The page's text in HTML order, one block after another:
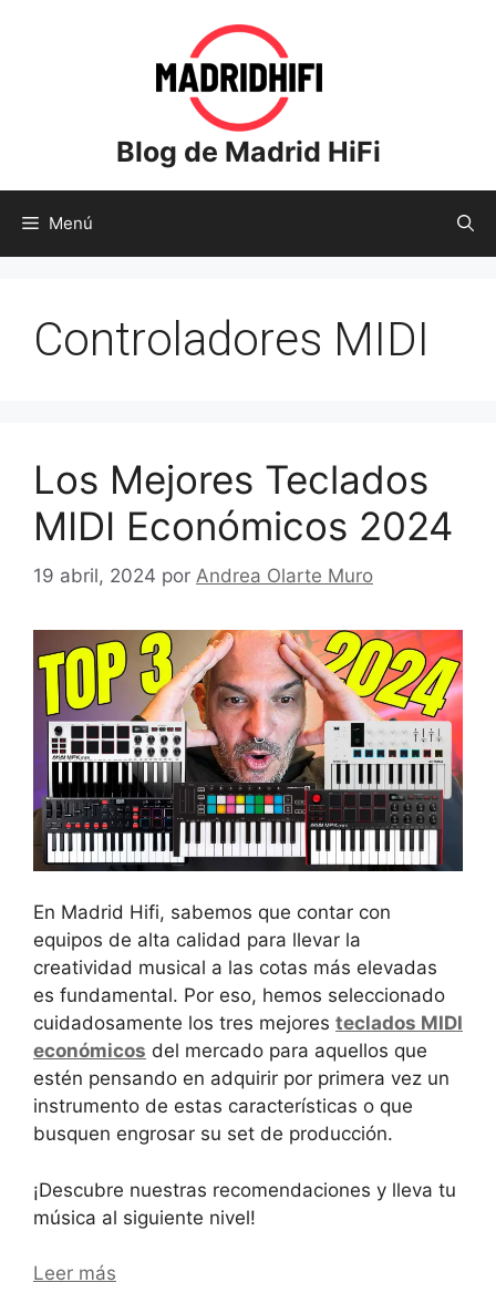
Blog de Madrid HiFi
Menú
Controladores MIDI
Los Mejores Teclados
MIDI Económicos 2024
19 abril, 2024 por Andrea Olarte Muro
En Madrid Hifi, sabemos que contar con
equipos de alta calidad para llevar la
creatividad musical a las cotas más elevadas
es fundamental. Por eso, hemos seleccionado
cuidadosamente los tres mejores teclados MIDI
económicos del mercado para aquellos que
estén pensando en adquirir por primera vez un
instrumento de estas características o que
busquen engrosar su set de producción.
¡Descubre nuestras recomendaciones y lleva tu
música al siguiente nivel!
Leer más